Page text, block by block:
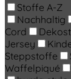
Stoffe A-Z
Nachhaltig
Cord
Jersey
Steppstoffe
Waffelpiqué